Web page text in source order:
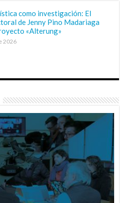
como investigación: El
de Jenny Pino Madariaga
«Alterung»
2026